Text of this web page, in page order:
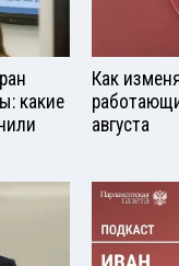
какие
Как
августа